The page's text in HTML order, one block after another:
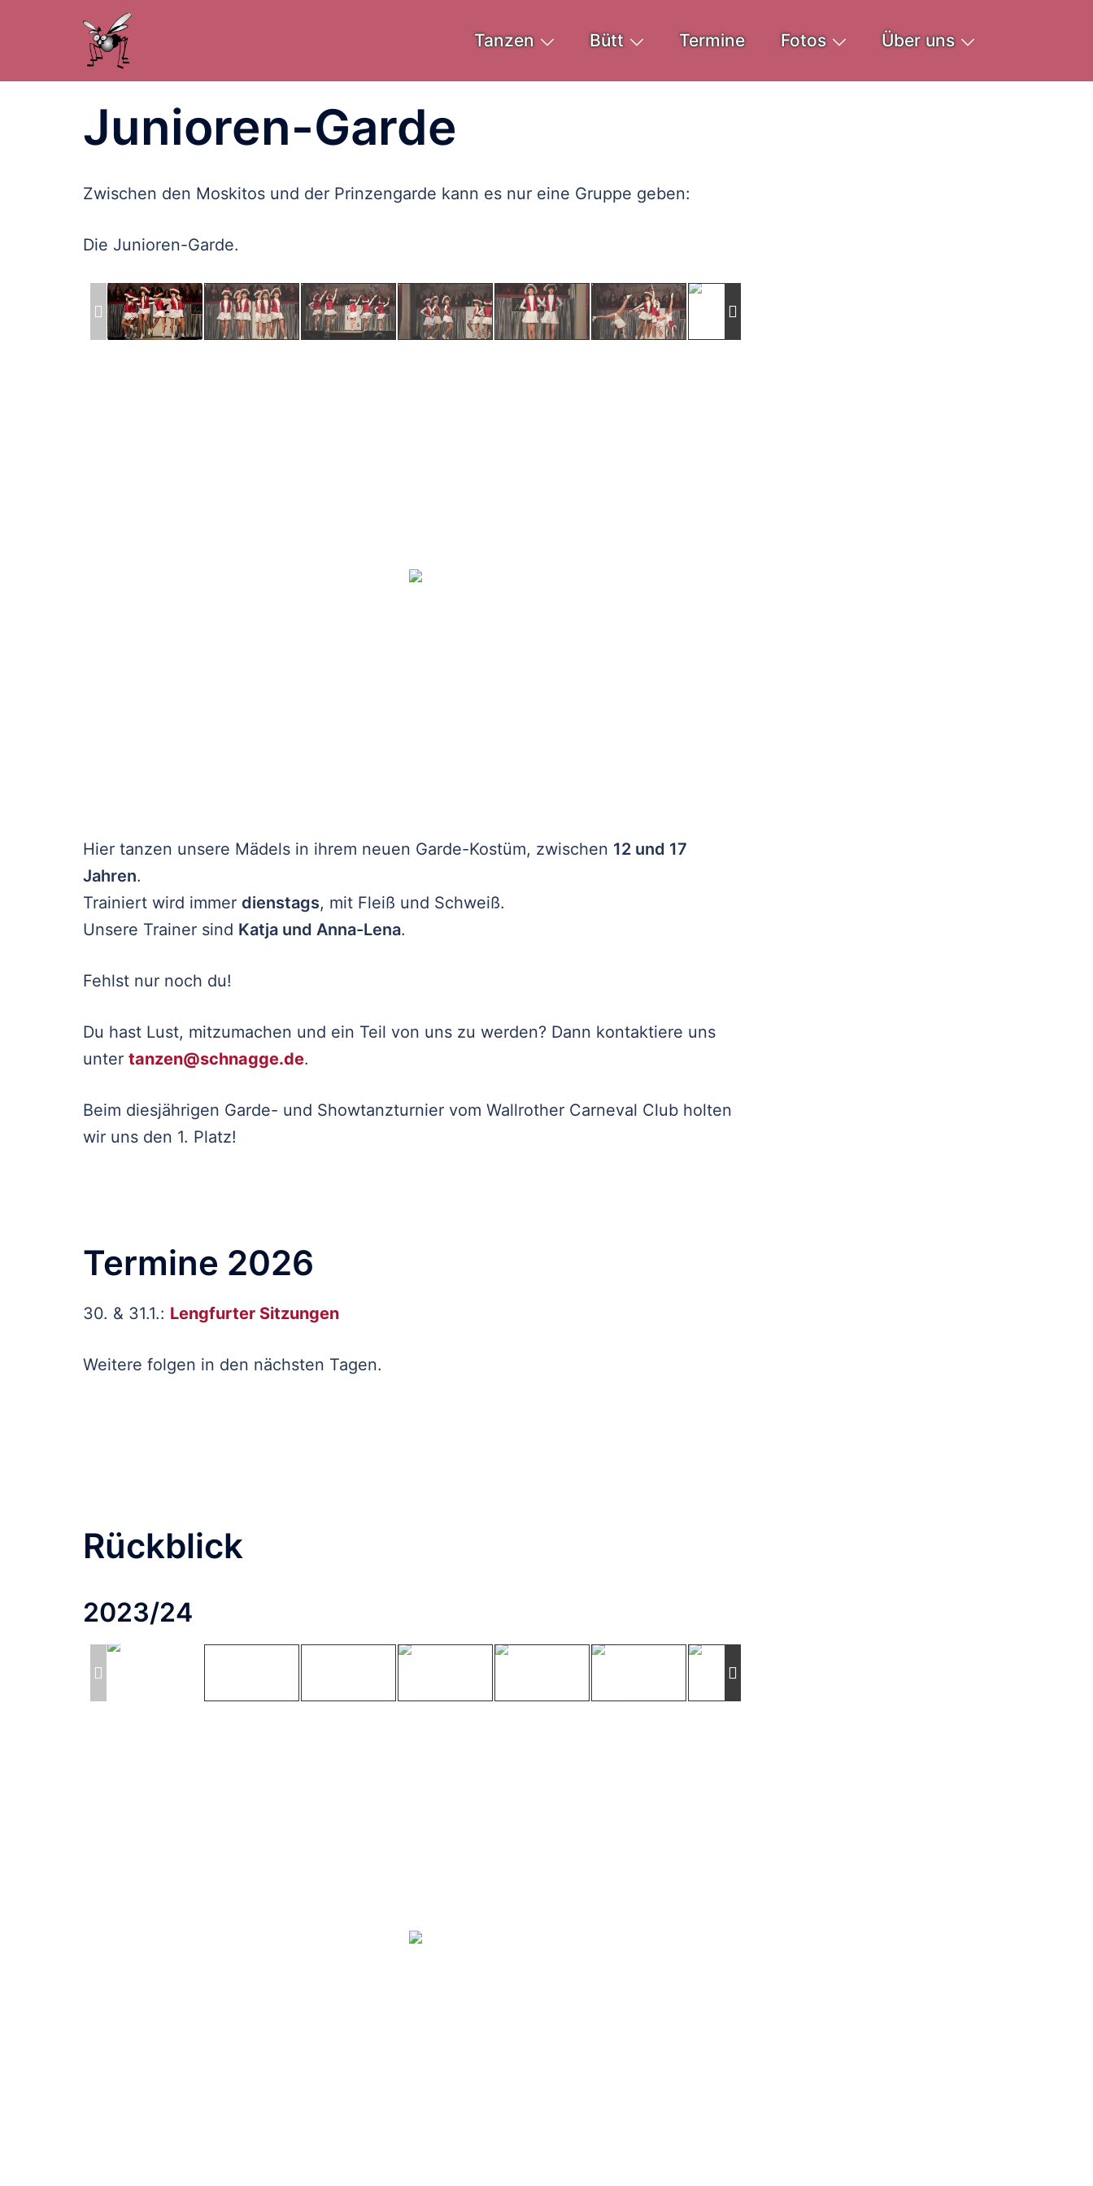
Tanzen Bütt Termine Fotos Über uns
Junioren-Garde
Zwischen den Moskitos und der Prinzengarde kann es nur eine Gruppe geben:
Die Junioren-Garde.
Hier tanzen unsere Mädels in ihrem neuen Garde-Kostüm, zwischen 12 und 17
Jahren.
Trainiert wird immer dienstags, mit Fleiß und Schweiß.
Unsere Trainer sind Katja und Anna-Lena.
Fehlst nur noch du!
Du hast Lust, mitzumachen und ein Teil von uns zu werden? Dann kontaktiere uns
unter tanzen@schnagge.de.
Beim diesjährigen Garde- und Showtanzturnier vom Wallrother Carneval Club holten
wir uns den 1. Platz!
Termine 2026
30. & 31.1.: Lengfurter Sitzungen
Weitere folgen in den nächsten Tagen.
Rückblick
2023/24